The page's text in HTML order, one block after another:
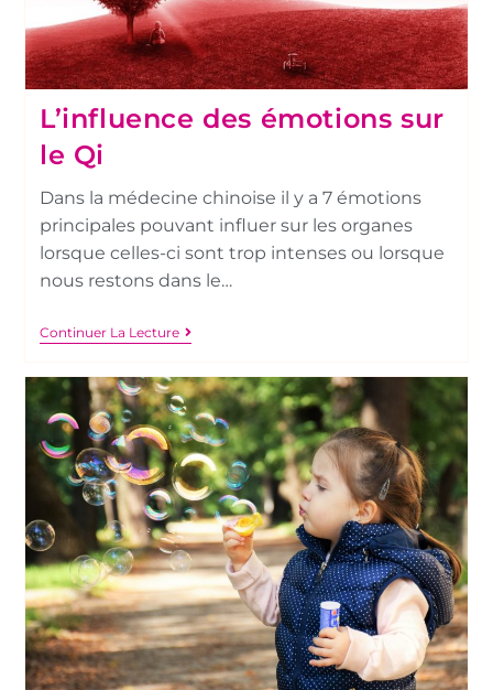
L’influence des émotions sur
le Qi
Dans la médecine chinoise il y a 7 émotions
principales pouvant influer sur les organes
lorsque celles-ci sont trop intenses ou lorsque
nous restons dans le…
Continuer La Lecture